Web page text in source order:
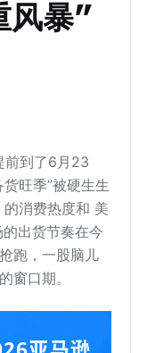
风暴”
前到了6月23
旺季”被硬生生
的消费热度和 美
出货节奏在今
跑，一股脑儿
窗口期。